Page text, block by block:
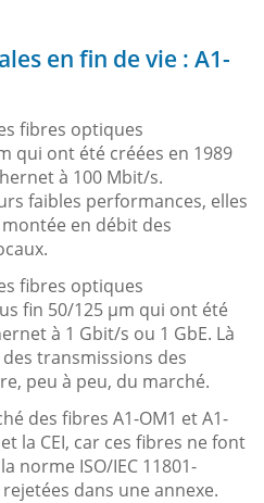
en fin de vie : A1-
fibres optiques
qui ont été créées en 1989
à 100 Mbit/s.
faibles performances, elles
en débit des
fibres optiques
fin 50/125 µm qui ont été
à 1 Gbit/s ou 1 GbE. Là
transmissions des
peu à peu, du marché.
des fibres A1-OM1 et A1-
la CEI, car ces fibres ne font
norme ISO/IEC 11801-
dans une annexe.